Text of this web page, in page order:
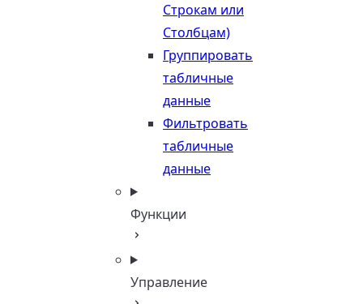
Строкам или
Столбцам)
Группировать
табличные
данные
Фильтровать
табличные
данные
Функции
Управление